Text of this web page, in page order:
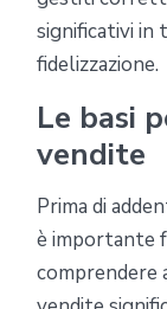
significativi in
fidelizzazione.
Le basi
vendite
Prima di
è importante
comprendere